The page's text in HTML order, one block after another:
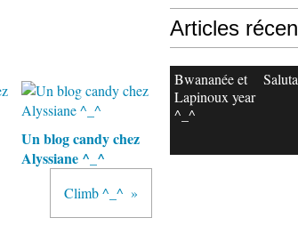
Un blog candy chez
Alyssiane ^_^
Climb ^_^
Articles
Bwananée et
Lapinoux year
^_^